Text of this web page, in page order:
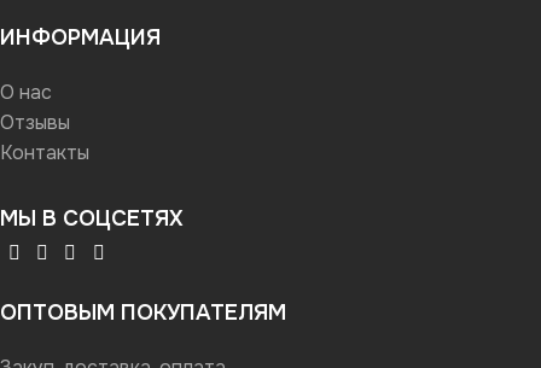
ИНФОРМАЦИЯ
О нас
Отзывы
Контакты
МЫ В СОЦСЕТЯХ
ОПТОВЫМ ПОКУПАТЕЛЯМ